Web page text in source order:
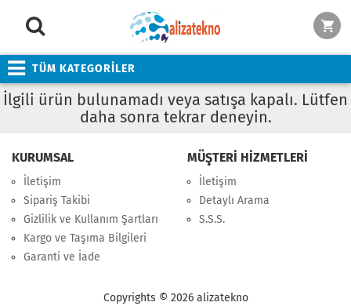
TÜM KATEGORİLER
İlgili ürün bulunamadı veya satışa kapalı. Lütfen
daha sonra tekrar deneyin.
KURUMSAL
İletişim
Sipariş Takibi
Gizlilik ve Kullanım Şartları
Kargo ve Taşıma Bilgileri
Garanti ve İade
MÜŞTERİ HİZMETLERİ
İletişim
Detaylı Arama
S.S.S.
Copyrights © 2026 alizatekno